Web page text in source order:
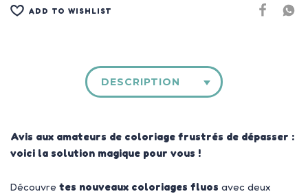
ADD TO WISHLIST
DESCRIPTION
Avis aux amateurs de coloriage frustrés de dépasser :
voici la solution magique pour vous !
Découvre tes nouveaux coloriages fluos avec deux